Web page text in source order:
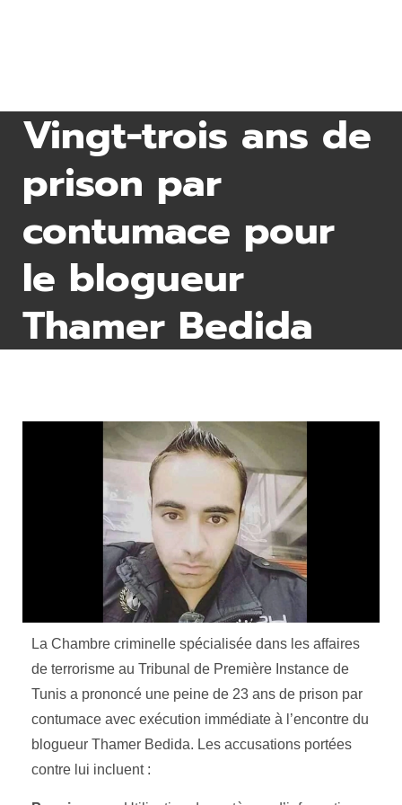
Vingt-trois ans de
prison par
contumace pour
le blogueur
Thamer Bedida
La Chambre criminelle spécialisée dans les affaires
de terrorisme au Tribunal de Première Instance de
Tunis a prononcé une peine de 23 ans de prison par
contumace avec exécution immédiate à l’encontre du
blogueur Thamer Bedida. Les accusations portées
contre lui incluent :